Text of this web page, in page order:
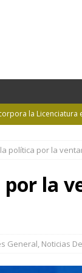
la
un nuevo SUM en
no es el centro?
política por la
la
General, Noticias